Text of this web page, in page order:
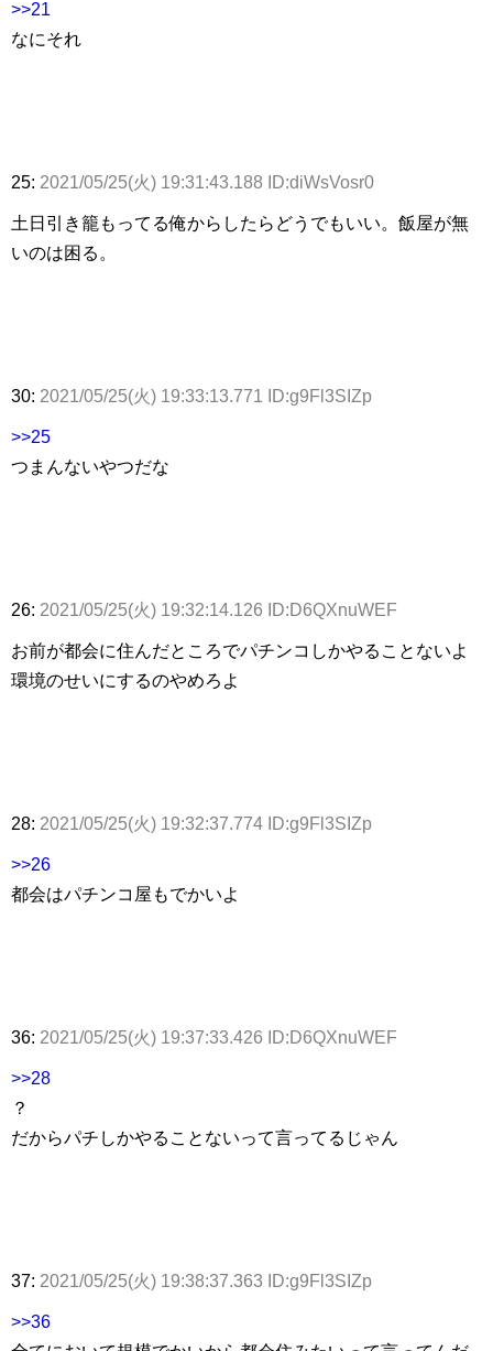
>>21
なにそれ
25: 2021/05/25(火) 19:31:43.188 ID:diWsVosr0
土日引き籠もってる俺からしたらどうでもいい。飯屋が無
いのは困る。
30: 2021/05/25(火) 19:33:13.771 ID:g9Fl3SIZp
>>25
つまんないやつだな
26: 2021/05/25(火) 19:32:14.126 ID:D6QXnuWEF
お前が都会に住んだところでパチンコしかやることないよ
環境のせいにするのやめろよ
28: 2021/05/25(火) 19:32:37.774 ID:g9Fl3SIZp
>>26
都会はパチンコ屋もでかいよ
36: 2021/05/25(火) 19:37:33.426 ID:D6QXnuWEF
>>28
？
だからパチしかやることないって言ってるじゃん
37: 2021/05/25(火) 19:38:37.363 ID:g9Fl3SIZp
>>36